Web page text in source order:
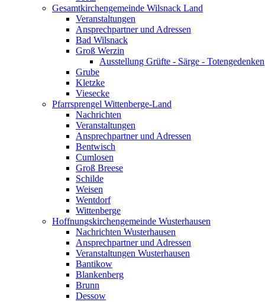
Gesamtkirchengemeinde Wilsnack Land
Veranstaltungen
Ansprechpartner und Adressen
Bad Wilsnack
Groß Werzin
Ausstellung Grüfte - Särge - Totengedenken
Grube
Kletzke
Viesecke
Pfarrsprengel Wittenberge-Land
Nachrichten
Veranstaltungen
Ansprechpartner und Adressen
Bentwisch
Cumlosen
Groß Breese
Schilde
Weisen
Wentdorf
Wittenberge
Hoffnungskirchengemeinde Wusterhausen
Nachrichten Wusterhausen
Ansprechpartner und Adressen
Veranstaltungen Wusterhausen
Bantikow
Blankenberg
Brunn
Dessow